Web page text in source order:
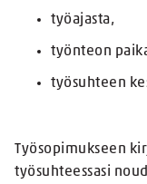
työajasta,
työnteon
työsuhteen
Työsopimukseen
työsuhteessasi